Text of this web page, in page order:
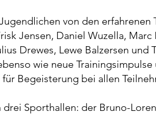
von den erfahrenen
Jensen, Daniel Wuzella,
Drewes, Lewe Balzersen
wie neue
Begeisterung bei allen
Sporthallen: der Bruno-